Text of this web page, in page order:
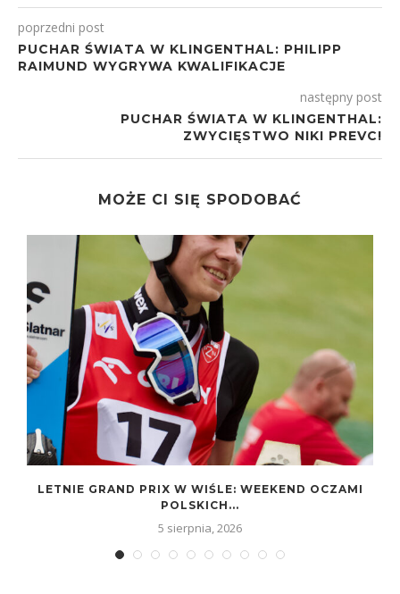
poprzedni post
PUCHAR ŚWIATA W KLINGENTHAL: PHILIPP
RAIMUND WYGRYWA KWALIFIKACJE
następny post
PUCHAR ŚWIATA W KLINGENTHAL:
ZWYCIĘSTWO NIKI PREVC!
MOŻE CI SIĘ SPODOBAĆ
LETNIE GRAND PRIX W WIŚLE: WEEKEND OCZAMI
POLSKICH...
5 sierpnia, 2026